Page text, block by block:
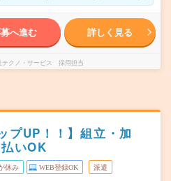
へ進む 詳しく見る
テクノ・サービス 採用担当
プUP！！】組立・加
いOK
休み WEB登録OK 派遣